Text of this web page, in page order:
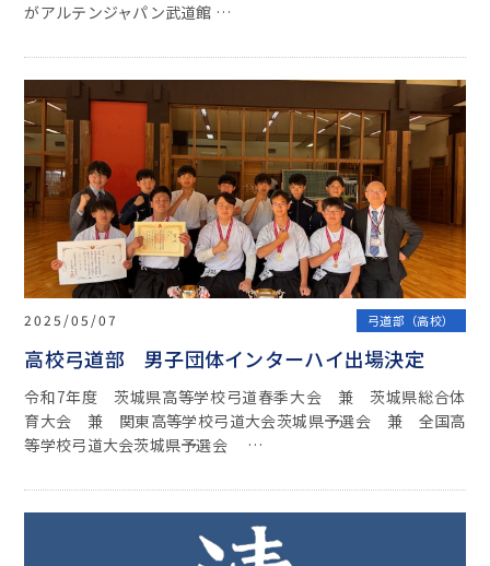
がアルテンジャパン武道館 …
2025/05/07 弓道部（高校）
高校弓道部 男子団体インターハイ出場決定
令和7年度 茨城県高等学校弓道春季大会 兼 茨城県総合体
育大会 兼 関東高等学校弓道大会茨城県予選会 兼 全国高
等学校弓道大会茨城県予選会 …